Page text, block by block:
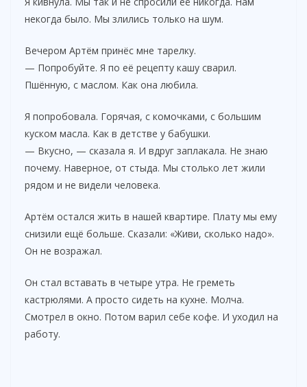
некогда было. Мы злились только на шум.
Вечером Артём принёс мне тарелку.
— Попробуйте. Я по её рецепту кашу сварил.
Пшённую, с маслом. Как она любила.
Я попробовала. Горячая, с комочками, с большим
куском масла. Как в детстве у бабушки.
— Вкусно, — сказала я. И вдруг заплакала. Не знаю
почему. Наверное, от стыда. Мы столько лет жили
рядом и не видели человека.
Артём остался жить в нашей квартире. Плату мы ему
снизили ещё больше. Сказали: «Живи, сколько надо».
Он не возражал.
Он стал вставать в четыре утра. Не греметь
кастрюлями. А просто сидеть на кухне. Молча.
Смотрел в окно. Потом варил себе кофе. И уходил на
работу.